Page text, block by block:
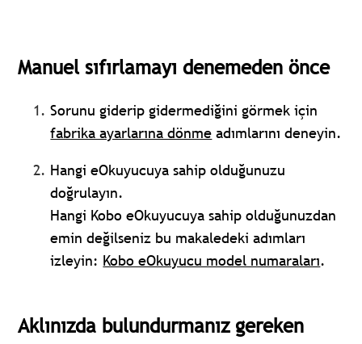
Manuel sıfırlamayı denemeden önce
Sorunu giderip gidermediğini görmek için
fabrika ayarlarına dönme adımlarını deneyin.
Hangi eOkuyucuya sahip olduğunuzu
doğrulayın.
Hangi Kobo eOkuyucuya sahip olduğunuzdan
emin değilseniz bu makaledeki adımları
izleyin: Kobo eOkuyucu model numaraları.
Aklınızda bulundurmanız gereken